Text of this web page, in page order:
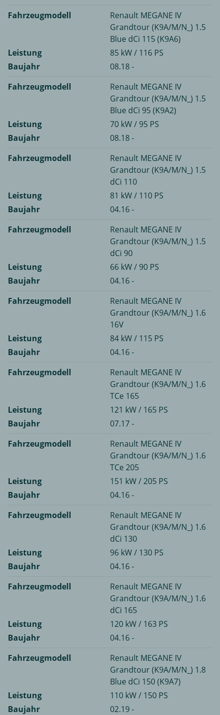
Fahrzeugmodell
Renault MEGANE IV
Grandtour (K9A/M/N_) 1.5
Blue dCi 115 (K9A6)
Leistung
85 kW / 116 PS
Baujahr
08.18 -
Fahrzeugmodell
Renault MEGANE IV
Grandtour (K9A/M/N_) 1.5
Blue dCi 95 (K9A2)
Leistung
70 kW / 95 PS
Baujahr
08.18 -
Fahrzeugmodell
Renault MEGANE IV
Grandtour (K9A/M/N_) 1.5
dCi 110
Leistung
81 kW / 110 PS
Baujahr
04.16 -
Fahrzeugmodell
Renault MEGANE IV
Grandtour (K9A/M/N_) 1.5
dCi 90
Leistung
66 kW / 90 PS
Baujahr
04.16 -
Fahrzeugmodell
Renault MEGANE IV
Grandtour (K9A/M/N_) 1.6
16V
Leistung
84 kW / 115 PS
Baujahr
04.16 -
Fahrzeugmodell
Renault MEGANE IV
Grandtour (K9A/M/N_) 1.6
TCe 165
Leistung
121 kW / 165 PS
Baujahr
07.17 -
Fahrzeugmodell
Renault MEGANE IV
Grandtour (K9A/M/N_) 1.6
TCe 205
Leistung
151 kW / 205 PS
Baujahr
04.16 -
Fahrzeugmodell
Renault MEGANE IV
Grandtour (K9A/M/N_) 1.6
dCi 130
Leistung
96 kW / 130 PS
Baujahr
04.16 -
Fahrzeugmodell
Renault MEGANE IV
Grandtour (K9A/M/N_) 1.6
dCi 165
Leistung
120 kW / 163 PS
Baujahr
04.16 -
Fahrzeugmodell
Renault MEGANE IV
Grandtour (K9A/M/N_) 1.8
Blue dCi 150 (K9A7)
Leistung
110 kW / 150 PS
Baujahr
02.19 -